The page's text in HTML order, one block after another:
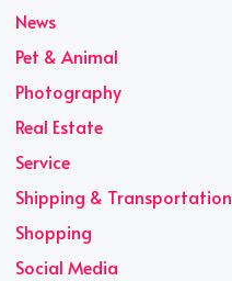
News
Pet & Animal
Photography
Real Estate
Service
Shipping & Transportation
Shopping
Social Media